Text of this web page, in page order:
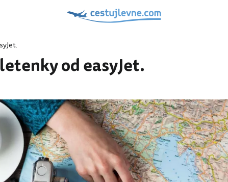
od easyJet.